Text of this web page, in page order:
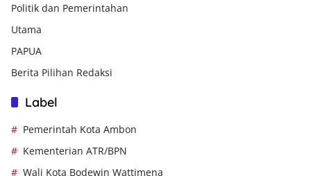
Politik dan Pemerintahan
Utama
PAPUA
Berita Pilihan Redaksi
Label
Pemerintah Kota Ambon
Kementerian ATR/BPN
Wali Kota Bodewin Wattimena